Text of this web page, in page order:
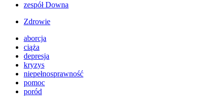
zespół Downa
Zdrowie
aborcja
ciąża
depresja
kryzys
niepełnosprawność
pomoc
poród